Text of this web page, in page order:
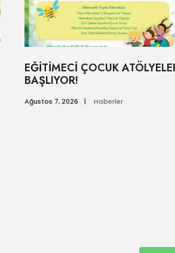
EĞİTİMECİ ÇOCUK
BAŞLIYOR!
Ağustos 7, 2026 | Haberler